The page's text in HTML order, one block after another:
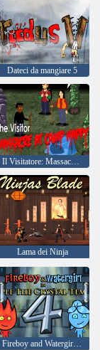
Dateci da mangiare 5
Il Visitatore: Massacro a Camp Happy
Lama dei Ninja
Fireboy and Watergirl 4: Tempio di Cristallo